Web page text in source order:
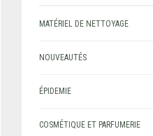
MATÉRIEL DE NETTOYAGE
NOUVEAUTÉS
ÉPIDEMIE
COSMÉTIQUE ET PARFUMERIE